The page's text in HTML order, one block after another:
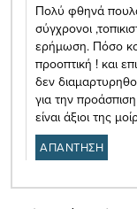
Πολύ φθηνά
σύγχρονοι
ερήμωση. Πόσο
προοπτική ! και
δεν
για την
είναι άξιοι της
ΑΠΑΝΤΗΣΗ